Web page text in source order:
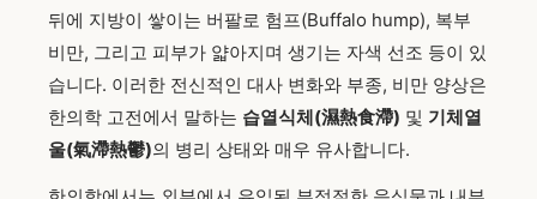
뒤에 지방이 쌓이는 버팔로 험프(Buffalo hump), 복부
비만, 그리고 피부가 얇아지며 생기는 자색 선조 등이 있
습니다. 이러한 전신적인 대사 변화와 부종, 비만 양상은
한의학 고전에서 말하는 습열식체(濕熱食滯) 및 기체열
울(氣滯熱鬱)의 병리 상태와 매우 유사합니다.